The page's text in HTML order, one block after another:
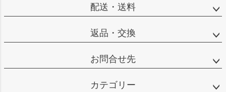
配送・送料
返品・交換
お問合せ先
カテゴリー